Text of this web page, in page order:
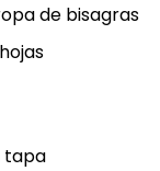
de bisagras
tapa